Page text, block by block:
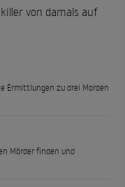
von damals auf
Ermittlungen zu drei Morden
Mörder finden und